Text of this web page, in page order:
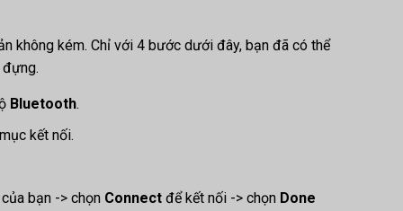
không kém. Chỉ với 4 bước dưới đây, bạn đã có thể
Bluetooth.
kết nối.
bạn -> chọn Connect để kết nối -> chọn Done